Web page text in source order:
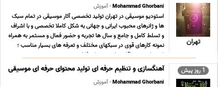
تهران
Mohammad Ghorbani- آموزش
استودیو موسیقی در تهران تولید تخصصی آثار موسیقی در تمام سبک
ها و ژانرهای محبوب ایرانی و جهانی به شکل کاملا تخصصی و با اشراف
و تسلط کامل و جامع و سال ها تجربه و حضور فعال و مستمر به همراه
نمونه کارهای قوی در سبکهای مختلف و تعرفه های بسیار مناسب ؛
استثنایی و حداقلی تولید محتوای فاخ ... ...
1 روز پیش آهنگسازی و تنظیم حرفه ای تولید محتوای حرفه ای موسیقی
Mohammad Ghorbani- آموزش